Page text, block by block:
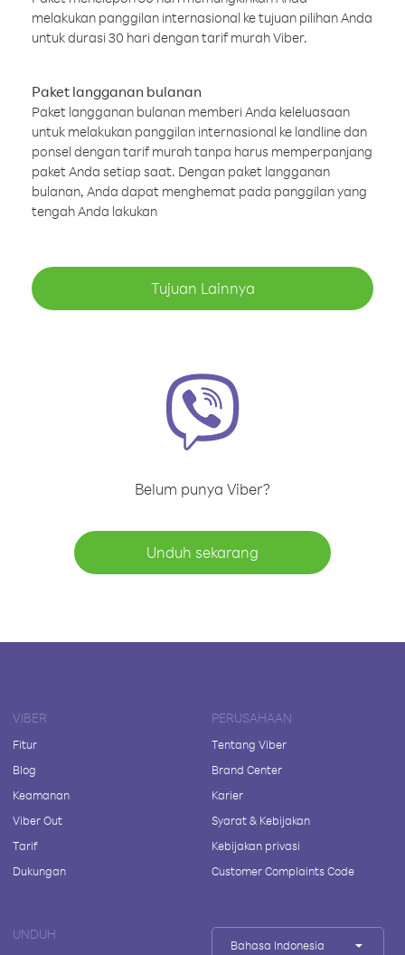
melakukan panggilan internasional ke tujuan pilihan Anda
untuk durasi 30 hari dengan tarif murah Viber.
Paket langganan bulanan
Paket langganan bulanan memberi Anda keleluasaan
untuk melakukan panggilan internasional ke landline dan
ponsel dengan tarif murah tanpa harus memperpanjang
paket Anda setiap saat. Dengan paket langganan
bulanan, Anda dapat menghemat pada panggilan yang
tengah Anda lakukan
Tujuan Lainnya
Belum punya Viber?
Unduh sekarang
VIBER
Fitur
Blog
Keamanan
Viber Out
Tarif
Dukungan
PERUSAHAAN
Tentang Viber
Brand Center
Karier
Syarat & Kebijakan
Kebijakan privasi
Customer Complaints Code
UNDUH
Bahasa Indonesia